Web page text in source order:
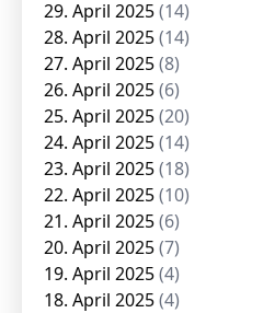
29. April 2025(14)
28. April 2025(14)
27. April 2025(8)
26. April 2025(6)
25. April 2025(20)
24. April 2025(14)
23. April 2025(18)
22. April 2025(10)
21. April 2025(6)
20. April 2025(7)
19. April 2025(4)
18. April 2025(4)